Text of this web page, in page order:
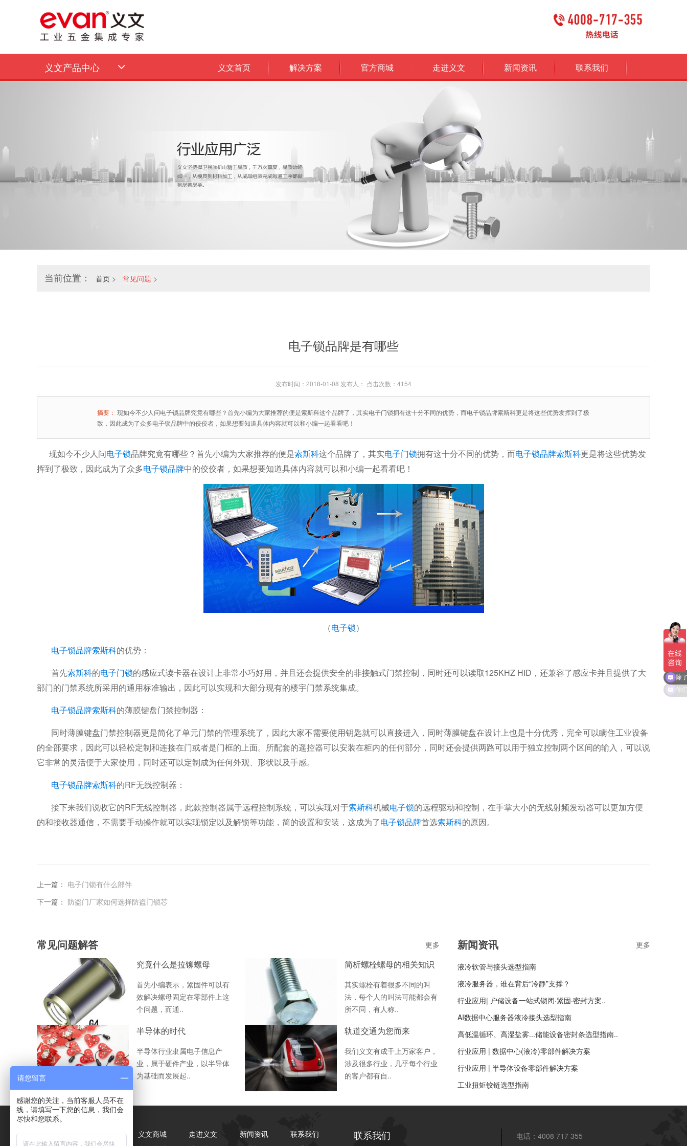
义文产品中心 义文首页 解决方案 官方商城 走进义文 新闻资讯 联系我们
当前位置： 首页 > 常见问题 >
电子锁品牌是有哪些
发布时间：2018-01-08 发布人： 点击次数：4154
摘要： 现如今不少人问电子锁品牌究竟有哪些？首先小编为大家推荐的便是索斯科这个品牌了，其实电子门锁拥有这十分不同的优势，而电子锁品牌索斯科更是将这些优势发挥到了极
致，因此成为了众多电子锁品牌中的佼佼者，如果想要知道具体内容就可以和小编一起看看吧！
现如今不少人问电子锁品牌究竟有哪些？首先小编为大家推荐的便是索斯科这个品牌了，其实电子门锁拥有这十分不同的优势，而电子锁品牌索斯科更是将这些优势发
挥到了极致，因此成为了众多电子锁品牌中的佼佼者，如果想要知道具体内容就可以和小编一起看看吧！
（电子锁）
电子锁品牌索斯科的优势：
首先索斯科的电子门锁的感应式读卡器在设计上非常小巧好用，并且还会提供安全的非接触式门禁控制，同时还可以读取125KHZ HID ，还兼容了感应卡并且提供了大
部门的门禁系统所采用的通用标准输出，因此可以实现和大部分现有的楼宇门禁系统集成。
电子锁品牌索斯科的薄膜键盘门禁控制器：
同时薄膜键盘门禁控制器更是简化了单元门禁的管理系统了，因此大家不需要使用钥匙就可以直接进入，同时薄膜键盘在设计上也是十分优秀，完全可以瞒住工业设备
的全部要求，因此可以轻松定制和连接在门或者是门框的上面。所配套的遥控器可以安装在柜内的任何部分，同时还会提供两路可以用于独立控制两个区间的输入，可以说
它非常的灵活便于大家使用，同时还可以定制成为任何外观、形状以及手感。
电子锁品牌索斯科的RF无线控制器：
接下来我们说收它的RF无线控制器，此款控制器属于远程控制系统，可以实现对于索斯科机械电子锁的远程驱动和控制，在手掌大小的无线射频发动器可以更加方便
的和接收器通信，不需要手动操作就可以实现锁定以及解锁等功能，简的设置和安装，这成为了电子锁品牌首选索斯科的原因。
上一篇： 电子门锁有什么部件
下一篇： 防盗门厂家如何选择防盗门锁芯
常见问题解答 更多
究竟什么是拉铆螺母
首先小编表示，紧固件可以有
效解决螺母固定在零部件上这
个问题，而通..
简析螺栓螺母的相关知识
其实螺栓有着很多不同的叫
法，每个人的叫法可能都会有
所不同，有人称..
半导体的时代
半导体行业隶属电子信息产
业，属于硬件产业，以半导体
为基础而发展起..
轨道交通为您而来
我们义文有成千上万家客户，
涉及很多行业，几乎每个行业
的客户都有自..
新闻资讯 更多
液冷软管与接头选型指南
液冷服务器，谁在背后“冷静”支撑？
行业应用| 户储设备一站式锁闭·紧固·密封方案..
AI数据中心服务器液冷接头选型指南
高低温循环、高湿盐雾...储能设备密封条选型指南..
行业应用 | 数据中心(液冷)零部件解决方案
行业应用 | 半导体设备零部件解决方案
工业扭矩铰链选型指南
产品中心
解决方案
义文商城
走进义文
新闻资讯
联系我们
联系我们
电话：4008 717 355
除
请您留言
感谢您的关注，当前客服人员不在
线，请填写一下您的信息，我们会
尽快和您联系。